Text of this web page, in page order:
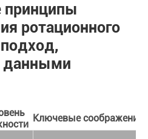
принципы
ротационного
данными
Ключевые соображения